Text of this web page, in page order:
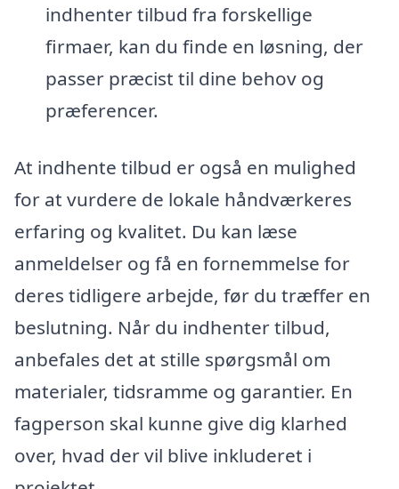
indhenter tilbud fra forskellige
firmaer, kan du finde en løsning, der
passer præcist til dine behov og
præferencer.
At indhente tilbud er også en mulighed
for at vurdere de lokale håndværkeres
erfaring og kvalitet. Du kan læse
anmeldelser og få en fornemmelse for
deres tidligere arbejde, før du træffer en
beslutning. Når du indhenter tilbud,
anbefales det at stille spørgsmål om
materialer, tidsramme og garantier. En
fagperson skal kunne give dig klarhed
over, hvad der vil blive inkluderet i